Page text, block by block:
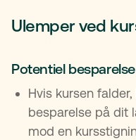
Ulemper ved
Potentiel
Hvis kursen
besparelse på dit
mod en